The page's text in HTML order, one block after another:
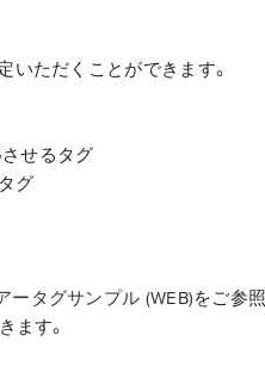
ただくことができます。
させるタグ
グ
ータグサンプル (WEB)をご参
ます。